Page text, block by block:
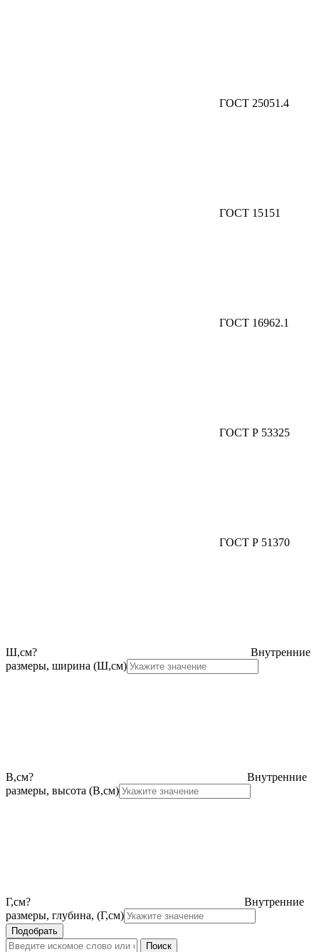
ГОСТ 25051.4
ГОСТ 15151
ГОСТ 16962.1
ГОСТ Р 53325
ГОСТ Р 51370
Ш,см?
Внутренние
размеры, ширина (Ш,см)
В,см?
Внутренние
размеры, высота (В,см)
Г,см?
Внутренние
размеры, глубина, (Г,см)